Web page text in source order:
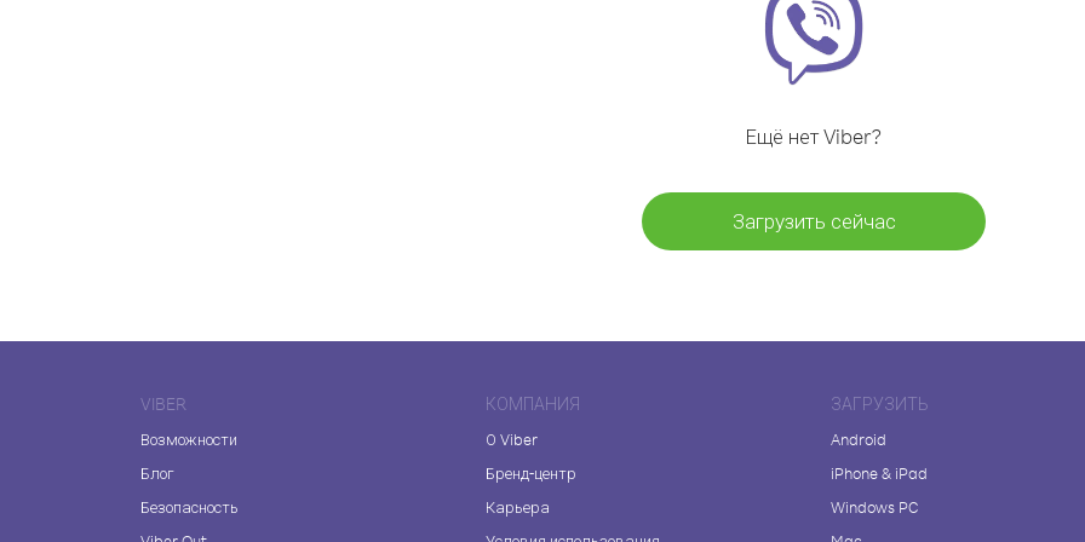
Ещё нет Viber?
Загрузить сейчас
VIBER
Возможности
Блог
Безопасность
КОМПАНИЯ
О Viber
Бренд-центр
Карьера
ЗАГРУЗИТЬ
Android
iPhone & iPad
Windows PC